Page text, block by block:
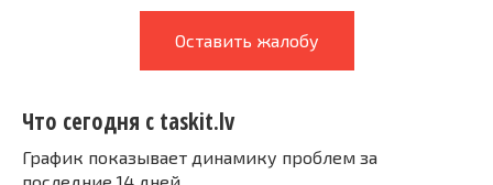
Оставить жалобу
Что сегодня с taskit.lv
График показывает динамику проблем за
последние 14 дней.